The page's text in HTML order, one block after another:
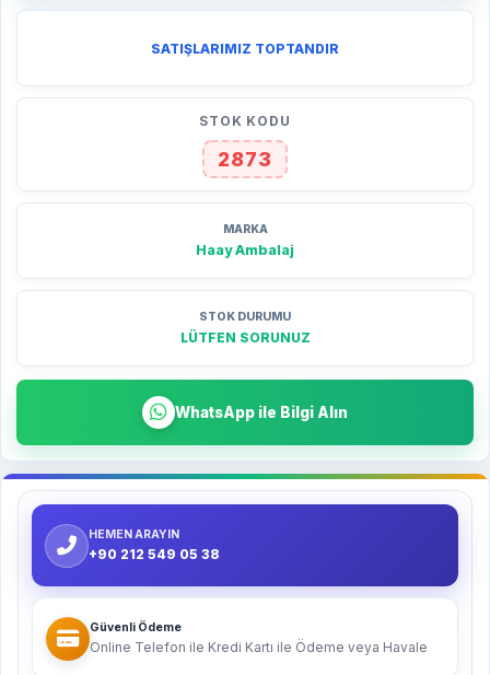
SATIŞLARIMIZ TOPTANDIR
STOK KODU
2873
MARKA
Haay Ambalaj
STOK DURUMU
LÜTFEN SORUNUZ
WhatsApp ile Bilgi Alın
HEMEN ARAYIN
+90 212 549 05 38
Güvenli Ödeme
Online Telefon ile Kredi Kartı ile Ödeme veya Havale